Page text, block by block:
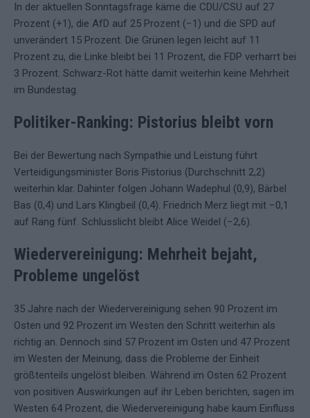
In der aktuellen Sonntagsfrage käme die CDU/CSU auf 27
Prozent (+1), die AfD auf 25 Prozent (−1) und die SPD auf
unverändert 15 Prozent. Die Grünen legen leicht auf 11
Prozent zu, die Linke bleibt bei 11 Prozent, die FDP verharrt bei
3 Prozent. Schwarz-Rot hätte damit weiterhin keine Mehrheit
im Bundestag.
Politiker-Ranking: Pistorius bleibt vorn
Bei der Bewertung nach Sympathie und Leistung führt
Verteidigungsminister Boris Pistorius (Durchschnitt 2,2)
weiterhin klar. Dahinter folgen Johann Wadephul (0,9), Bärbel
Bas (0,4) und Lars Klingbeil (0,4). Friedrich Merz liegt mit −0,1
auf Rang fünf. Schlusslicht bleibt Alice Weidel (−2,6).
Wiedervereinigung: Mehrheit bejaht,
Probleme ungelöst
35 Jahre nach der Wiedervereinigung sehen 90 Prozent im
Osten und 92 Prozent im Westen den Schritt weiterhin als
richtig an. Dennoch sind 57 Prozent im Osten und 47 Prozent
im Westen der Meinung, dass die Probleme der Einheit
größtenteils ungelöst bleiben. Während im Osten 62 Prozent
von positiven Auswirkungen auf ihr Leben berichten, sagen im
Westen 64 Prozent, die Wiedervereinigung habe kaum Einfluss